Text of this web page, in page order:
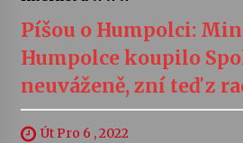
Píšou o Humpolci:
Humpolce koupilo
neuváženě, zní teď z
Út Pro 6 , 2022